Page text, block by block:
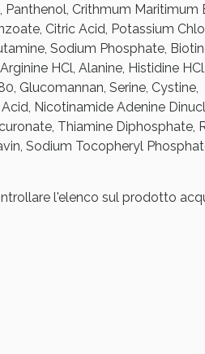
Crithmum Maritimum
Citric Acid, Potassium
Sodium Phosphate,
HCl, Alanine, Histidine
Glucomannan, Serine, Cystine,
Nicotinamide Adenine
Thiamine Diphosphate,
Sodium Tocopheryl
l'elenco sul prodotto
valido oggi!